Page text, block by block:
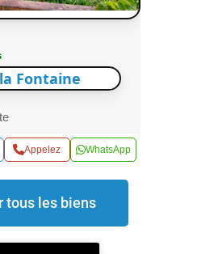
Fontaine
Appelez WhatsApp
tous les biens